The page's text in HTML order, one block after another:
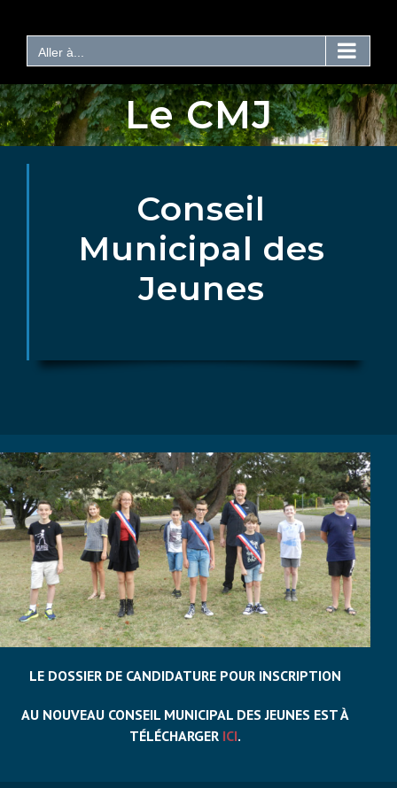
contenuAller à...
Le CMJ
Conseil
Municipal des
Jeunes
LE DOSSIER DE CANDIDATURE POUR INSCRIPTION
AU NOUVEAU CONSEIL MUNICIPAL DES JEUNES EST À
TÉLÉCHARGER ICI.